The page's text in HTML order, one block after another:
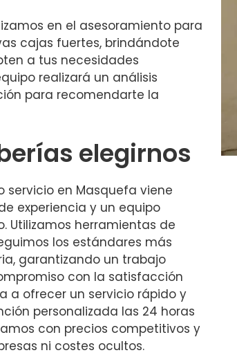
en el asesoramiento para
cajas fuertes, brindándote
a tus necesidades
realizará un análisis
para recomendarte la
elegirnos
servicio en Masquefa viene
experiencia y un equipo
Utilizamos herramientas de
los estándares más
garantizando un trabajo
con la satisfacción
a ofrecer un servicio rápido y
personalizada las 24 horas
con precios competitivos y
ni costes ocultos.